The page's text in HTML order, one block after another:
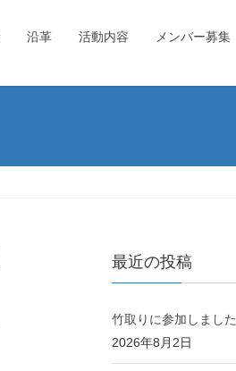
沿革 活動内容 メンバー募集
最近の投稿
竹取りに参加しました
2026年8月2日